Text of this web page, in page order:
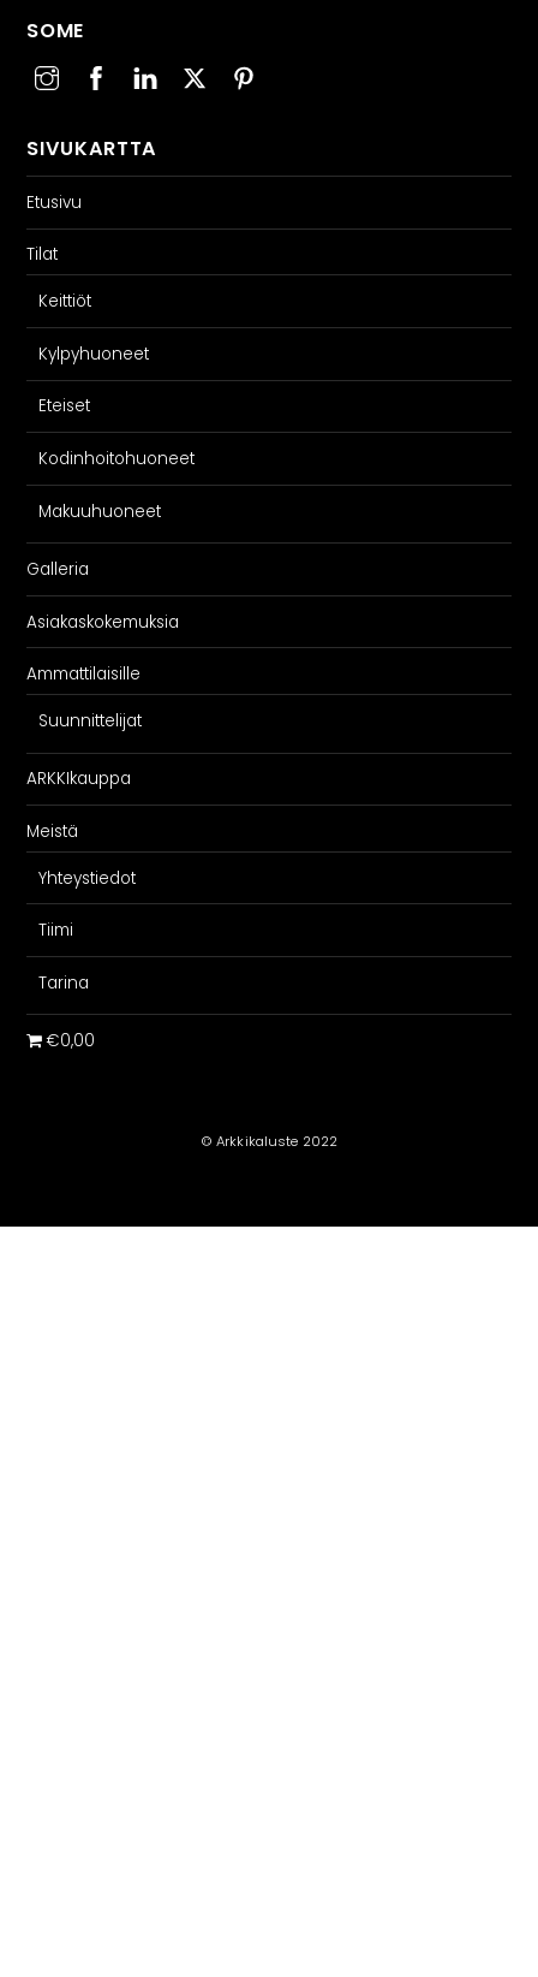
SOME
SIVUKARTTA
Etusivu
Tilat
Keittiöt
Kylpyhuoneet
Eteiset
Kodinhoitohuoneet
Makuuhuoneet
Galleria
Asiakaskokemuksia
Ammattilaisille
Suunnittelijat
ARKKIkauppa
Meistä
Yhteystiedot
Tiimi
Tarina
€0,00
© Arkkikaluste 2022